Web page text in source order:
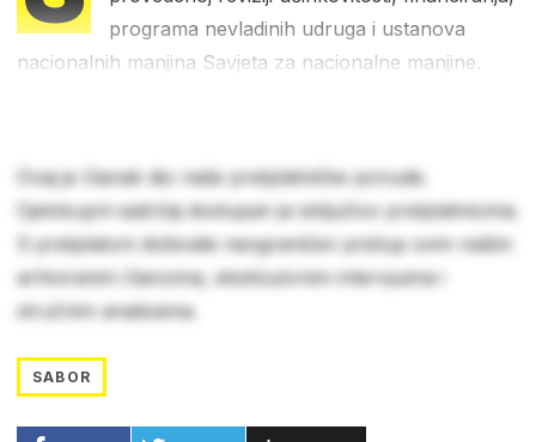
programa nevladinih udruga i ustanova
nacionalnih manjina Savjeta za nacionalne manjine.
Ovaj je članak dio naše pretplatničke ponude.
Cjelokupni sadržaj dostupan je isključivo pretplatnicima.
S pretplatom dobivate neograničen pristup svim našim
arhiviranim člancima, ekskluzivnim intervjuima i
stručnim analizama.
SABOR